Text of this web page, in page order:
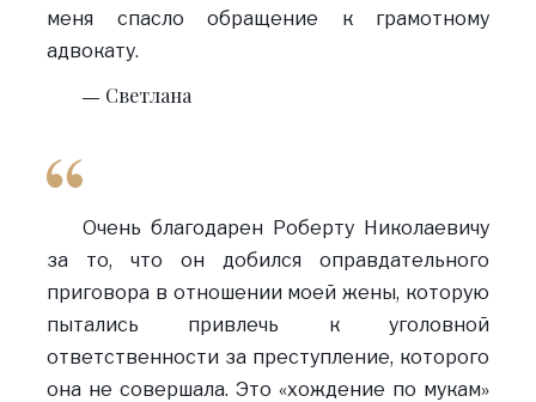
меня спасло обращение к грамотному
адвокату.
Светлана
Очень благодарен Роберту Николаевичу
за то, что он добился оправдательного
приговора в отношении моей жены, которую
пытались привлечь к уголовной
ответственности за преступление, которого
она не совершала. Это «хождение по мукам»